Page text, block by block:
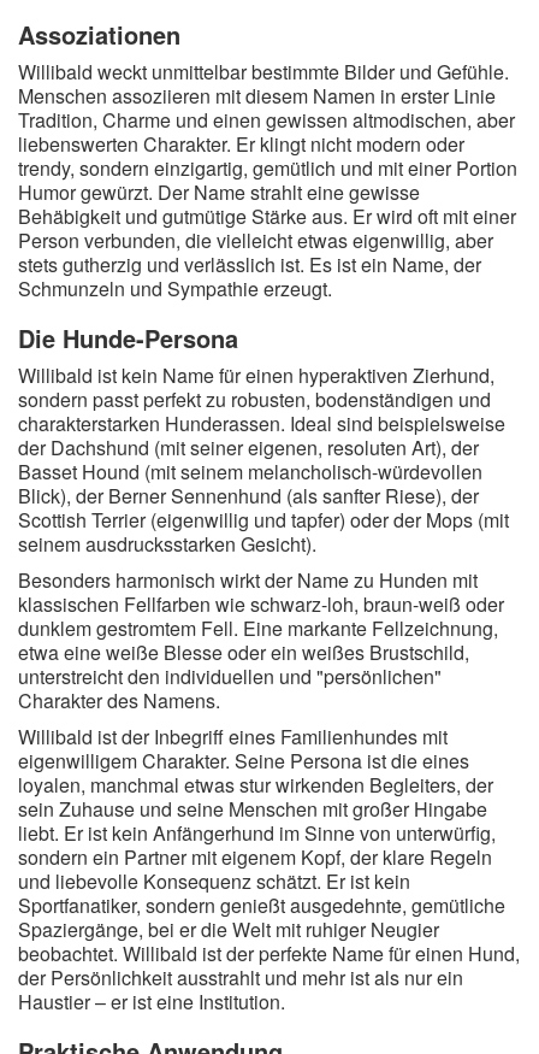
Assoziationen
Willibald weckt unmittelbar bestimmte Bilder und Gefühle.
Menschen assoziieren mit diesem Namen in erster Linie
Tradition, Charme und einen gewissen altmodischen, aber
liebenswerten Charakter. Er klingt nicht modern oder
trendy, sondern einzigartig, gemütlich und mit einer Portion
Humor gewürzt. Der Name strahlt eine gewisse
Behäbigkeit und gutmütige Stärke aus. Er wird oft mit einer
Person verbunden, die vielleicht etwas eigenwillig, aber
stets gutherzig und verlässlich ist. Es ist ein Name, der
Schmunzeln und Sympathie erzeugt.
Die Hunde-Persona
Willibald ist kein Name für einen hyperaktiven Zierhund,
sondern passt perfekt zu robusten, bodenständigen und
charakterstarken Hunderassen. Ideal sind beispielsweise
der Dachshund (mit seiner eigenen, resoluten Art), der
Basset Hound (mit seinem melancholisch-würdevollen
Blick), der Berner Sennenhund (als sanfter Riese), der
Scottish Terrier (eigenwillig und tapfer) oder der Mops (mit
seinem ausdrucksstarken Gesicht).
Besonders harmonisch wirkt der Name zu Hunden mit
klassischen Fellfarben wie schwarz-loh, braun-weiß oder
dunklem gestromtem Fell. Eine markante Fellzeichnung,
etwa eine weiße Blesse oder ein weißes Brustschild,
unterstreicht den individuellen und "persönlichen"
Charakter des Namens.
Willibald ist der Inbegriff eines Familienhundes mit
eigenwilligem Charakter. Seine Persona ist die eines
loyalen, manchmal etwas stur wirkenden Begleiters, der
sein Zuhause und seine Menschen mit großer Hingabe
liebt. Er ist kein Anfängerhund im Sinne von unterwürfig,
sondern ein Partner mit eigenem Kopf, der klare Regeln
und liebevolle Konsequenz schätzt. Er ist kein
Sportfanatiker, sondern genießt ausgedehnte, gemütliche
Spaziergänge, bei er die Welt mit ruhiger Neugier
beobachtet. Willibald ist der perfekte Name für einen Hund,
der Persönlichkeit ausstrahlt und mehr ist als nur ein
Haustier – er ist eine Institution.